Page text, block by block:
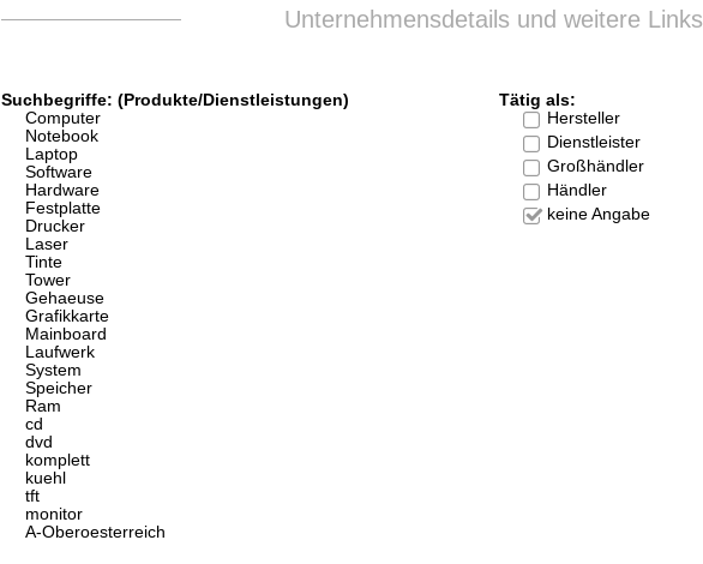
Unternehmensdetails und weitere Links
Suchbegriffe: (Produkte/Dienstleistungen)
Computer
Notebook
Laptop
Software
Hardware
Festplatte
Drucker
Laser
Tinte
Tower
Gehaeuse
Grafikkarte
Mainboard
Laufwerk
System
Speicher
Ram
cd
dvd
komplett
kuehl
tft
monitor
A-Oberoesterreich
Tätig als:
Hersteller
Dienstleister
Großhändler
Händler
keine Angabe